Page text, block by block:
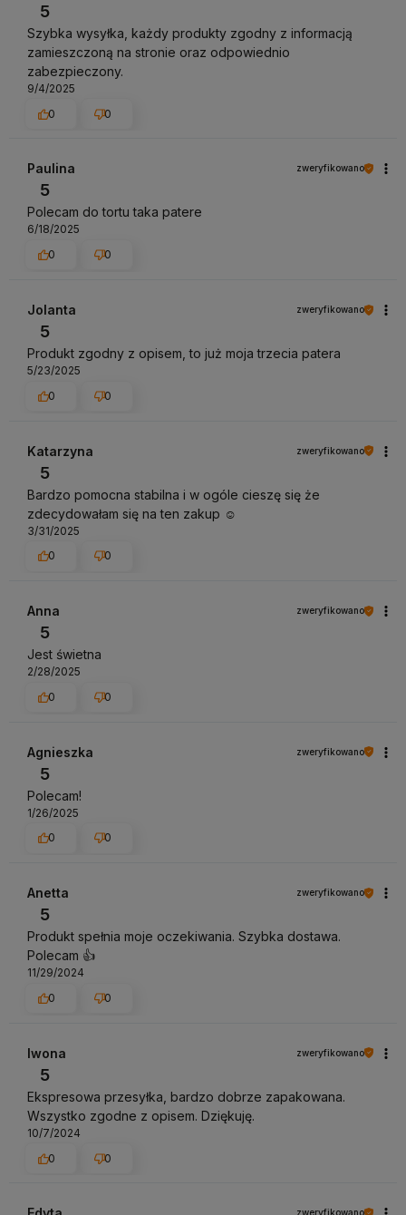
5
Szybka wysyłka, każdy produkty zgodny z informacją
zamieszczoną na stronie oraz odpowiednio
zabezpieczony.
9/4/2025
0
0
Paulina zweryfikowano
5
Polecam do tortu taka patere
6/18/2025
0
0
Jolanta zweryfikowano
5
Produkt zgodny z opisem, to już moja trzecia patera
5/23/2025
0
0
Katarzyna zweryfikowano
5
Bardzo pomocna stabilna i w ogóle cieszę się że
zdecydowałam się na ten zakup ☺️
3/31/2025
0
0
Anna zweryfikowano
5
Jest świetna
2/28/2025
0
0
Agnieszka zweryfikowano
5
Polecam!
1/26/2025
0
0
Anetta zweryfikowano
5
Produkt spełnia moje oczekiwania. Szybka dostawa.
Polecam 👍️
11/29/2024
0
0
Iwona zweryfikowano
5
Ekspresowa przesyłka, bardzo dobrze zapakowana.
Wszystko zgodne z opisem. Dziękuję.
10/7/2024
0
0
zweryfikowano